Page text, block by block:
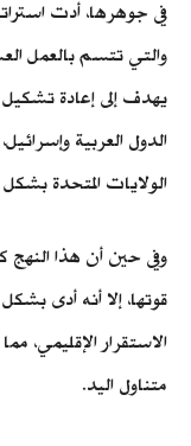
في جوهرها، أدت
والتي تتسم بالعمل
يهدف إلى إعادة تشكيل
الدول العربية
الولايات المتحدة
وفي حين أن هذا النهج
قوتها، إلا أنه أدى
الاستقرار الإقليمي،
متناول اليد.